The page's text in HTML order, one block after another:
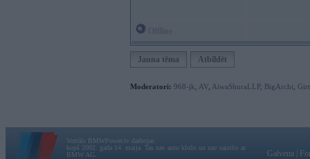
Jauna tēma Atbildēt
Moderatori: 968-jk AV AiwaShuraLLP, BigArchi
Vortāls BMWPower.lv darbojas
kopš 2002. gada 14. maija. Tas nav auto klubs un nav saistīts ar
BMW AG.
Galvena